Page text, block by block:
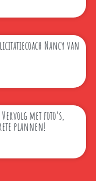
Nancy van
Vervolg met foto’s,
plannen!